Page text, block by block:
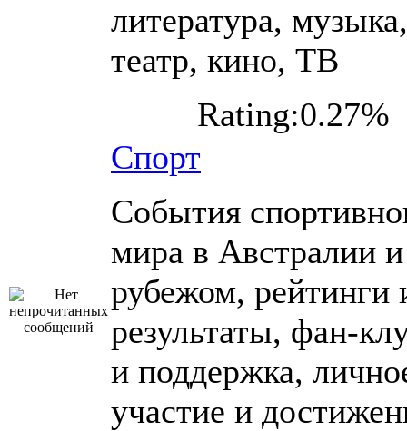
литература, музыка,
театр, кино, ТВ
Rating:0.27%
Спорт
События
мира в Австралии и
рубежом, рейтинги
результаты, фан-
и поддержка,
участие и